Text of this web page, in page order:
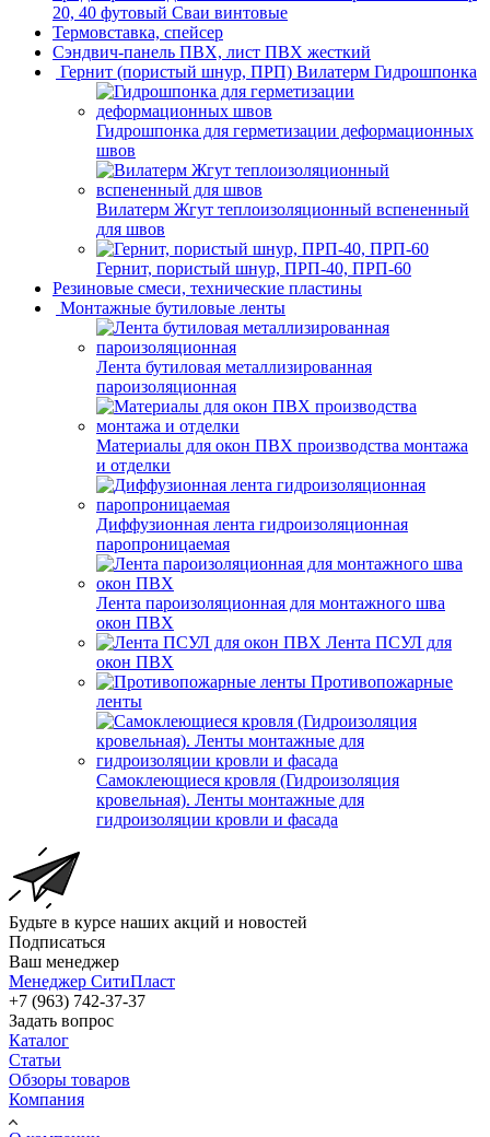
20, 40 футовый Сваи винтовые
Термовставка, спейсер
Сэндвич-панель ПВХ, лист ПВХ жесткий
Гернит (пористый шнур, ПРП) Вилатерм Гидрошпонка
Гидрошпонка для герметизации деформационных
швов
Вилатерм Жгут теплоизоляционный вспененный
для швов
Гернит, пористый шнур, ПРП-40, ПРП-60
Резиновые смеси, технические пластины
Монтажные бутиловые ленты
Лента бутиловая металлизированная
пароизоляционная
Материалы для окон ПВХ производства монтажа
и отделки
Диффузионная лента гидроизоляционная
паропроницаемая
Лента пароизоляционная для монтажного шва
окон ПВХ
Лента ПСУЛ для
окон ПВХ
Противопожарные
ленты
Самоклеющиеся кровля (Гидроизоляция
кровельная). Ленты монтажные для
гидроизоляции кровли и фасада
Будьте в курсе наших акций и новостей
Подписаться
Ваш менеджер
Менеджер СитиПласт
+7 (963) 742-37-37
Задать вопрос
Каталог
Статьи
Обзоры товаров
Компания